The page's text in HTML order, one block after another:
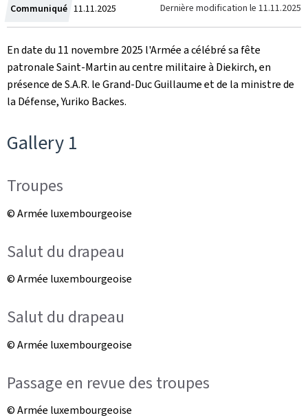
Communiqué Crée
le
11.11.2025 Dernière modification le 11.11.2025
En date du 11 novembre 2025 l'Armée a célébré sa fête
patronale Saint-Martin au centre militaire à Diekirch, en
présence de S.A.R. le Grand-Duc Guillaume et de la ministre de
la Défense, Yuriko Backes.
Gallery 1
Troupes
© Armée luxembourgeoise
Salut du drapeau
© Armée luxembourgeoise
Salut du drapeau
© Armée luxembourgeoise
Passage en revue des troupes
© Armée luxembourgeoise